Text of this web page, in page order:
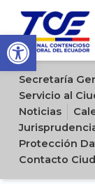
Open toolbar
Sitio oficial del Tribunal Contencioso Electoral del Ecuador
Secretaría
Servicio al
Noticias
Protección
Contacto